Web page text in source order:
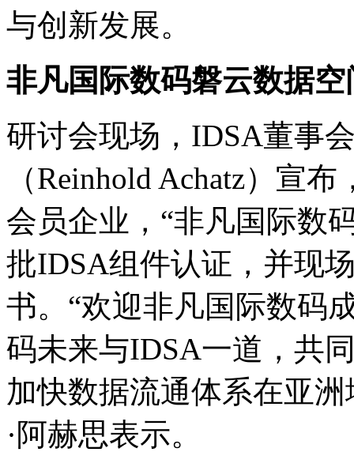
与创新发展。
非凡国际数码磐云数据
研讨会现场，IDSA董
（Reinhold Achatz）宣布
会员企业，“非凡国际
批IDSA组件认证，并
书。“欢迎非凡国际数码成
码未来与IDSA一道，共
加快数据流通体系在亚洲
·阿赫思表示。